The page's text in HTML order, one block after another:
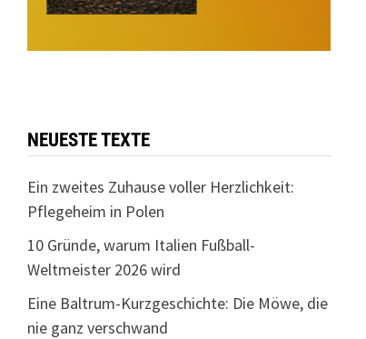
NEUESTE TEXTE
Ein zweites Zuhause voller Herzlichkeit:
Pflegeheim in Polen
10 Gründe, warum Italien Fußball-
Weltmeister 2026 wird
Eine Baltrum-Kurzgeschichte: Die Möwe, die
nie ganz verschwand